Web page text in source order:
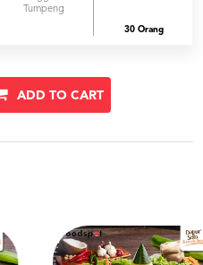
Tumpeng
30 Orang
ADD TO CART